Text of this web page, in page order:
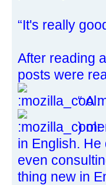
“It's really
After reading
posts were
“ A
)
in English.
even
thing new in